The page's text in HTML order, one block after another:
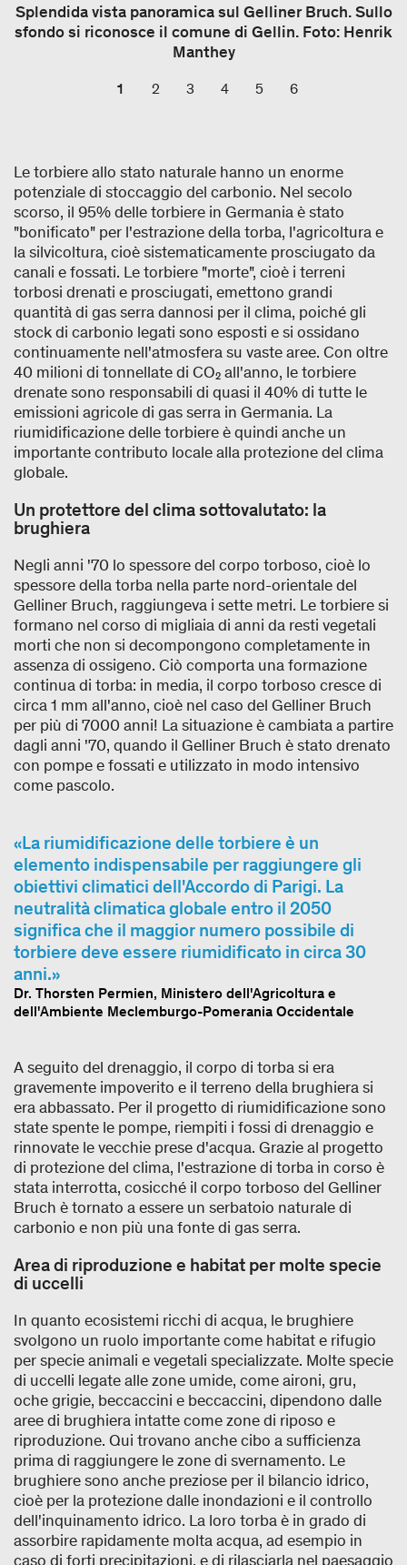
Splendida vista panoramica sul Gelliner Bruch. Sullo
sfondo si riconosce il comune di Gellin. Foto: Henrik
Manthey
1 2 3 4 5 6
Le torbiere allo stato naturale hanno un enorme
potenziale di stoccaggio del carbonio. Nel secolo
scorso, il 95% delle torbiere in Germania è stato
"bonificato" per l'estrazione della torba, l'agricoltura e
la silvicoltura, cioè sistematicamente prosciugato da
canali e fossati. Le torbiere "morte", cioè i terreni
torbosi drenati e prosciugati, emettono grandi
quantità di gas serra dannosi per il clima, poiché gli
stock di carbonio legati sono esposti e si ossidano
continuamente nell'atmosfera su vaste aree. Con oltre
40 milioni di tonnellate di CO₂ all'anno, le torbiere
drenate sono responsabili di quasi il 40% di tutte le
emissioni agricole di gas serra in Germania. La
riumidificazione delle torbiere è quindi anche un
importante contributo locale alla protezione del clima
globale.
Un protettore del clima sottovalutato: la
brughiera
Negli anni '70 lo spessore del corpo torboso, cioè lo
spessore della torba nella parte nord-orientale del
Gelliner Bruch, raggiungeva i sette metri. Le torbiere si
formano nel corso di migliaia di anni da resti vegetali
morti che non si decompongono completamente in
assenza di ossigeno. Ciò comporta una formazione
continua di torba: in media, il corpo torboso cresce di
circa 1 mm all'anno, cioè nel caso del Gelliner Bruch
per più di 7000 anni! La situazione è cambiata a partire
dagli anni '70, quando il Gelliner Bruch è stato drenato
con pompe e fossati e utilizzato in modo intensivo
come pascolo.
La riumidificazione delle torbiere è un
elemento indispensabile per raggiungere gli
obiettivi climatici dell'Accordo di Parigi. La
neutralità climatica globale entro il 2050
significa che il maggior numero possibile di
torbiere deve essere riumidificato in circa 30
anni.
Dr. Thorsten Permien, Ministero dell'Agricoltura e
dell'Ambiente Meclemburgo-Pomerania Occidentale
A seguito del drenaggio, il corpo di torba si era
gravemente impoverito e il terreno della brughiera si
era abbassato. Per il progetto di riumidificazione sono
state spente le pompe, riempiti i fossi di drenaggio e
rinnovate le vecchie prese d'acqua. Grazie al progetto
di protezione del clima, l'estrazione di torba in corso è
stata interrotta, cosicché il corpo torboso del Gelliner
Bruch è tornato a essere un serbatoio naturale di
carbonio e non più una fonte di gas serra.
Area di riproduzione e habitat per molte specie
di uccelli
In quanto ecosistemi ricchi di acqua, le brughiere
svolgono un ruolo importante come habitat e rifugio
per specie animali e vegetali specializzate. Molte specie
di uccelli legate alle zone umide, come aironi, gru,
oche grigie, beccaccini e beccaccini, dipendono dalle
aree di brughiera intatte come zone di riposo e
riproduzione. Qui trovano anche cibo a sufficienza
prima di raggiungere le zone di svernamento. Le
brughiere sono anche preziose per il bilancio idrico,
cioè per la protezione dalle inondazioni e il controllo
dell'inquinamento idrico. La loro torba è in grado di
assorbire rapidamente molta acqua, ad esempio in
caso di forti precipitazioni, e di rilasciarla nel paesaggio